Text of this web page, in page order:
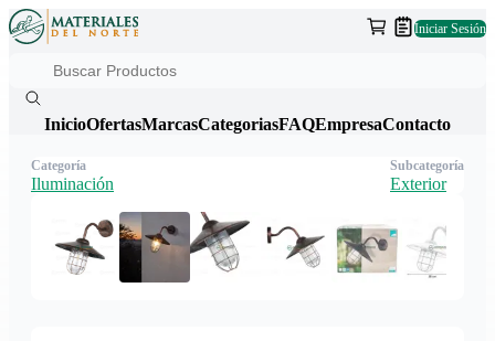
Iniciar Sesión
InicioOfertasMarcasCategoriasFAQEmpresaContacto
Categoría
Iluminación
Subcategoría
Exterior